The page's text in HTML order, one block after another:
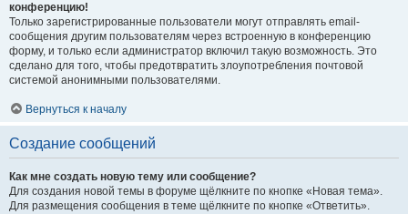
конференцию!
Только зарегистрированные пользователи могут отправлять email-
сообщения другим пользователям через встроенную в конференцию
форму, и только если администратор включил такую возможность. Это
сделано для того, чтобы предотвратить злоупотребления почтовой
системой анонимными пользователями.
Вернуться к началу
Создание сообщений
Как мне создать новую тему или сообщение?
Для создания новой темы в форуме щёлкните по кнопке «Новая тема».
Для размещения сообщения в теме щёлкните по кнопке «Ответить».